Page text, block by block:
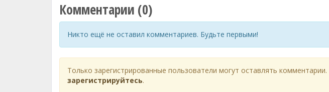
Комментарии (0)
Никто ещё не оставил комментариев. Будьте первыми!
Только зарегистрированные пользователи могут оставлять
зарегистрируйтесь.